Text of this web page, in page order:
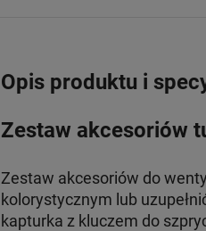
Opis produktu i
Zestaw akcesoriów
Zestaw akcesoriów do
kolorystycznym lub
kapturka z kluczem do